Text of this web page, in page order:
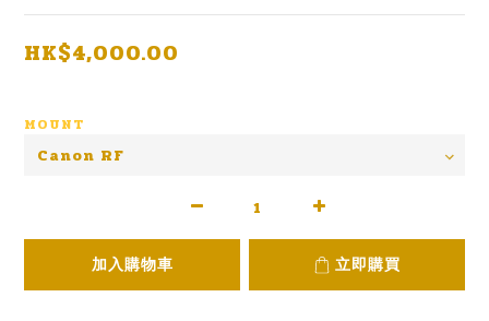
HK$4,000.00
MOUNT
加入購物車 立即購買